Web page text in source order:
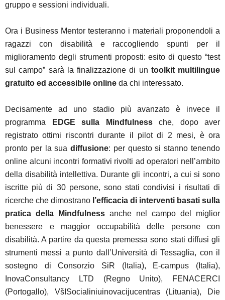
gruppo e sessioni individuali.
Ora i Business Mentor testeranno i materiali proponendoli a
ragazzi con disabilità e raccogliendo spunti per il
miglioramento degli strumenti proposti: esito di questo “test
sul campo” sarà la finalizzazione di un toolkit multilingue
gratuito ed accessibile online da chi interessato.
Decisamente ad uno stadio più avanzato è invece il
programma
EDGE sulla Mindfulnessche, dopo aver
registrato ottimi riscontri durante il pilot di 2 mesi, è ora
pronto per la suadiffusione: per questo si stanno tenendo
online alcuni incontri formativi rivolti ad operatori nell’ambito
della disabilità intellettiva. Durante gli incontri, a cui si sono
iscritte più di 30 persone, sono stati condivisi i risultati di
ricerche che dimostrano l’efficacia di interventi basati sulla
pratica della Mindfulness anche nel campo del miglior
benessere e maggior occupabilità delle persone con
disabilità. A partire da questa premessa sono stati diffusi gli
strumenti messi a punto dall’Università di Tessaglia, con il
sostegno di Consorzio SiR (Italia), E-campus (Italia),
InovaConsultancy LTD (Regno Unito), FENACERCI
(Portogallo), VšISocialiniuinovacijucentras (Lituania), Die